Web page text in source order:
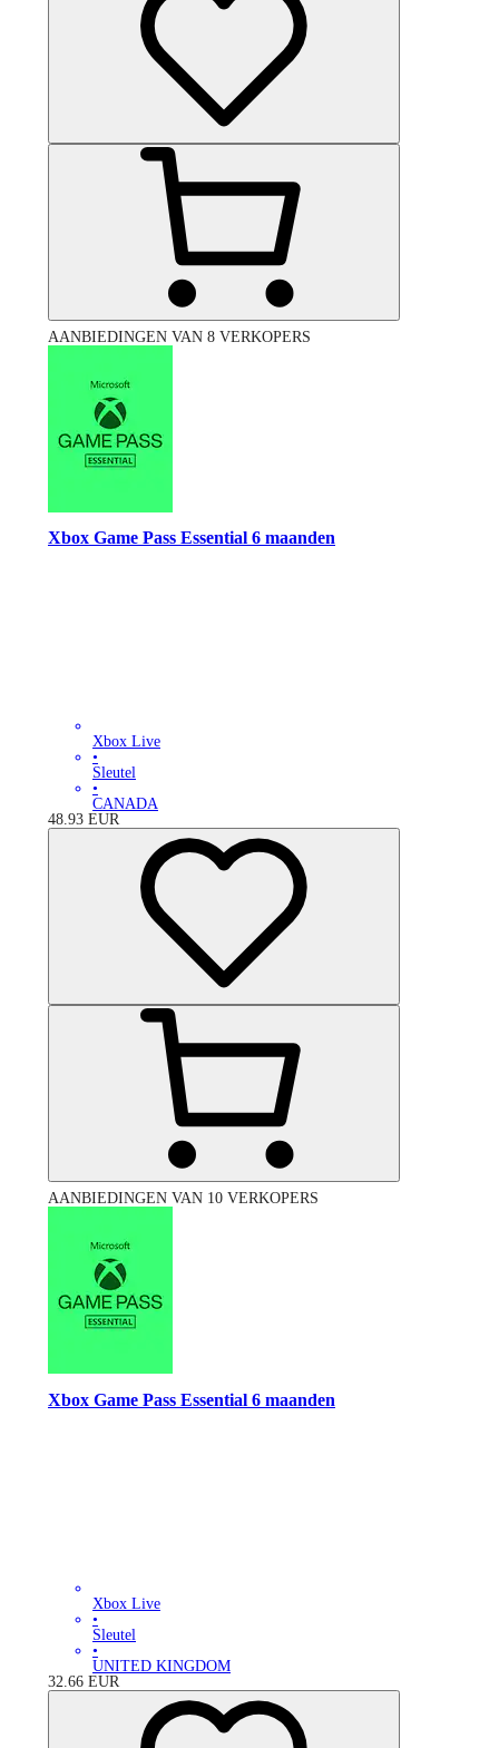
AANBIEDINGEN VAN 8 VERKOPERS
Xbox Game Pass Essential 6 maanden
Xbox Live
•
Sleutel
•
CANADA
48.93 EUR
AANBIEDINGEN VAN 10 VERKOPERS
Xbox Game Pass Essential 6 maanden
Xbox Live
•
Sleutel
•
UNITED KINGDOM
32.66 EUR